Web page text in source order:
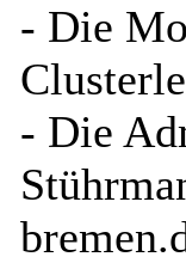
- Die
- Die